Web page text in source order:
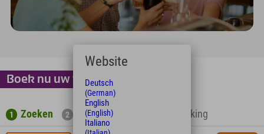
Boek nu uw vakantieweek!
1 Zoeken 2 Extra's Booking
Website
Deutsch
(German)
English
(English)
Italiano